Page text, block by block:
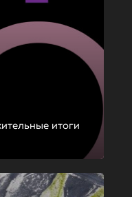
итоги